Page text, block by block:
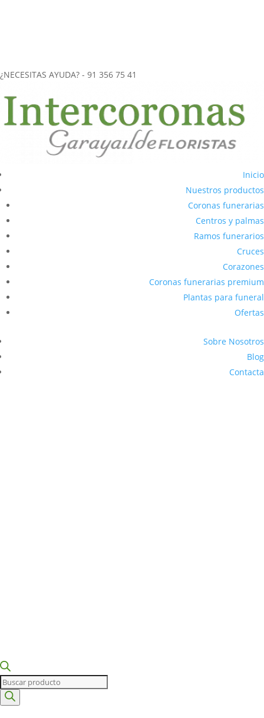
¿NECESITAS AYUDA? - 91 356 75 41
Inicio
Nuestros productos
Coronas funerarias
Centros y palmas
Ramos funerarios
Cruces
Corazones
Coronas funerarias premium
Plantas para funeral
Ofertas
Sobre Nosotros
Blog
Contacta
Búsqueda
de
productos